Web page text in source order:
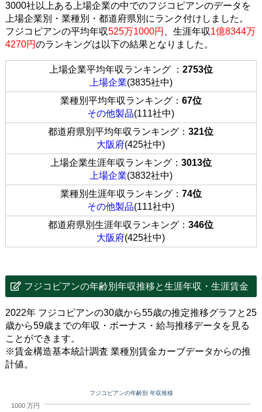
3000社以上ある上場企業の中でのフジコピアンのデータを
上場企業別・業種別・都道府県別にランク付けしました。
フジコピアンの平均年収525万1000円 、生涯年収1億8344万
4270円のランキングは以下の結果となりました。
上場企業平均年収ランキング ： 2753位
上場企業(3835社中)
業種別平均年収ランキング： 67位
その他製品(111社中)
都道府県別平均年収ランキング：321位
大阪府(425社中)
上場企業生涯年収ランキング： 3013位
上場企業(3832社中)
業種別生涯年収ランキング： 74位
その他製品(111社中)
都道府県別生涯年収ランキング：346位
大阪府(425社中)
フジコピアンの年齢別年収推移と生涯年収・生涯賃金
2022年 フジコピアンの30歳から55歳の推定推移グラフと25
歳から59歳までの年収・ボーナス・給与推移データを見る
ことができます。
※賃金構造基本統計調査 業種別賃金カーブデータからの推
計値。
フジコピアンの年齢別 年収推移
1000 万円